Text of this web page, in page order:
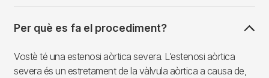
Per què es fa el procediment?
Vostè té una estenosi aòrtica severa. L’estenosi aòrtica
severa és un estretament de la vàlvula aòrtica a causa de,